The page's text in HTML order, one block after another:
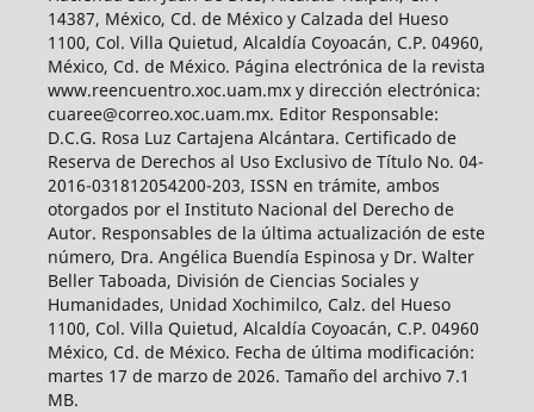
14387, México, Cd. de México y Calzada del Hueso
1100, Col. Villa Quietud, Alcaldía Coyoacán, C.P. 04960,
México, Cd. de México. Página electrónica de la revista
www.reencuentro.xoc.uam.mx y dirección electrónica:
cuaree@correo.xoc.uam.mx. Editor Responsable:
D.C.G. Rosa Luz Cartajena Alcántara. Certificado de
Reserva de Derechos al Uso Exclusivo de Título No. 04-
2016-031812054200-203, ISSN en trámite, ambos
otorgados por el Instituto Nacional del Derecho de
Autor. Responsables de la última actualización de este
número, Dra. Angélica Buendía Espinosa y Dr. Walter
Beller Taboada, División de Ciencias Sociales y
Humanidades, Unidad Xochimilco, Calz. del Hueso
1100, Col. Villa Quietud, Alcaldía Coyoacán, C.P. 04960
México, Cd. de México. Fecha de última modificación:
martes 17 de marzo de 2026. Tamaño del archivo 7.1
MB.